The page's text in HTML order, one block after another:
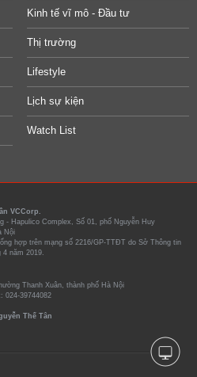
Kinh tế vĩ mô - Đầu tư
Thị trường
Lifestyle
Lịch sự kiện
Watch List
VCCorp.
- Hapulico Complex, Số 01, phố Nguyễn Huy
Nội
hợp trên mạng số 2216/GP-TTĐT do Sở Thông tin
năm 2019.
Thanh Xuân, thành phố Hà Nội
024-39744082
Thế Tân